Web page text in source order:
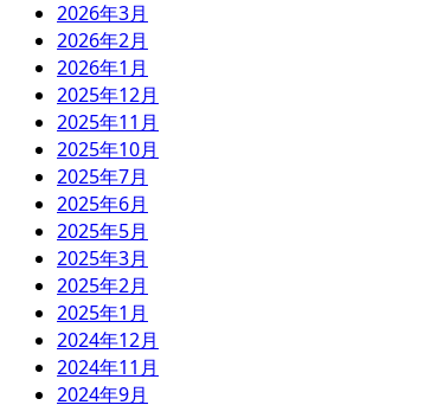
2026年3月
2026年2月
2026年1月
2025年12月
2025年11月
2025年10月
2025年7月
2025年6月
2025年5月
2025年3月
2025年2月
2025年1月
2024年12月
2024年11月
2024年9月